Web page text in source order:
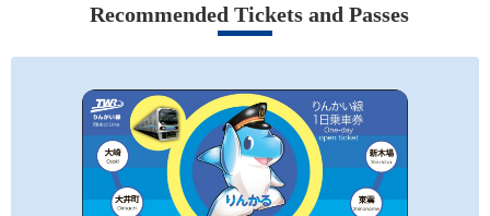
Recommended Tickets and Passes